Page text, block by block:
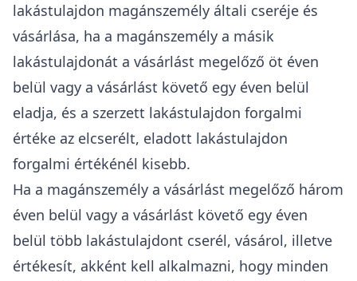
lakástulajdon magánszemély általi cseréje és
vásárlása, ha a magánszemély a másik
lakástulajdonát a vásárlást megelőző öt éven
belül vagy a vásárlást követő egy éven belül
eladja, és a szerzett lakástulajdon forgalmi
értéke az elcserélt, eladott lakástulajdon
forgalmi értékénél kisebb.
Ha a magánszemély a vásárlást megelőző három
éven belül vagy a vásárlást követő egy éven
belül több lakástulajdont cserél, vásárol, illetve
értékesít, akként kell alkalmazni, hogy minden